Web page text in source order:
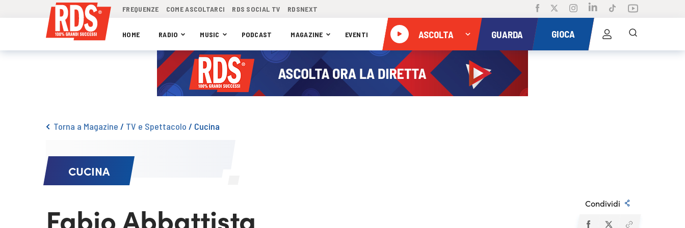
FREQUENZE COME ASCOLTARCI RDS SOCIAL TV RDSNEXT
HOME RADIO MUSIC PODCAST MAGAZINE EVENTI ASCOLTA GUARDA GIOCA
Torna a Magazine / TV e Spettacolo / Cucina
CUCINA
Fabio Abbattista Condividi